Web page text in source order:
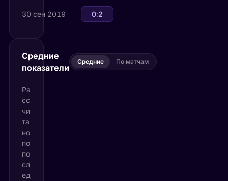
30 сен 2019 Каролина Мухова
0:2
Средние
показатели
Средние По матчам
Ра
сс
чи
та
но
по
по
сл
ед